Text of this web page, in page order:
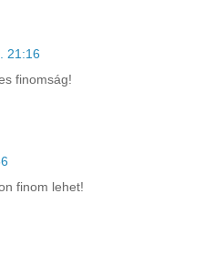
21:16
finomság!
finom lehet!